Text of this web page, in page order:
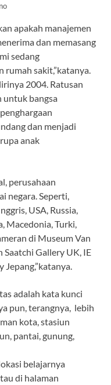
apakah manajemen
dan memasang
sedang
sakit,”katanya.
2004. Ratusan
untuk bangsa
dan menjadi
anak
perusahaan
negara. Seperti,
USA, Russia,
Macedonia, Turki,
di Museum Van
Saatchi Gallery UK, IE
adalah kata kunci
pun, terangnya, lebih
kota, stasiun
pantai, gunung,
belajarnya
di halaman